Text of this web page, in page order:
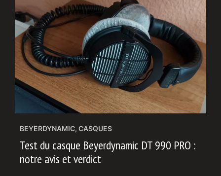
BEYERDYNAMIC, CASQUES
Test du casque Beyerdynamic DT 990 PRO :
notre avis et verdict